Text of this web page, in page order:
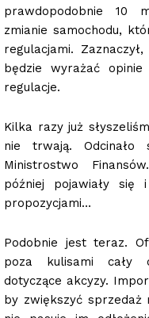
prawdopodobnie 10
zmianie samochodu,
regulacjami.
będzie wyrażać
regulacje.
Kilka razy już
nie trwają.
Ministrostwo
później pojawiały się
propozycjami…
Podobnie jest teraz.
poza kulisami cały
dotyczące akcyzy.
by zwiększyć sprzedaż